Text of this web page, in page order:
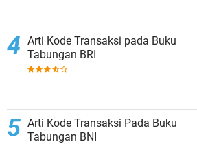
Arti Kode Transaksi pada Buku
Tabungan BRI
Arti Kode Transaksi Pada Buku
Tabungan BNI